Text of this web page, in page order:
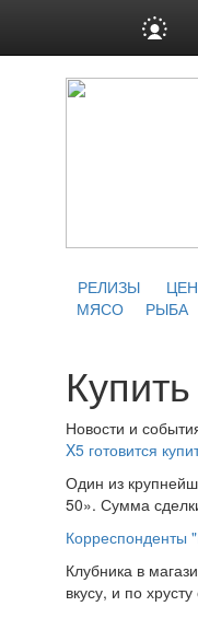
РЕЛИЗЫ
МЯСО
РЫБА
Новости и
X5 готовится
Один из
50». Сумма
Корреспонденты
Клубника в
вкусу, и по